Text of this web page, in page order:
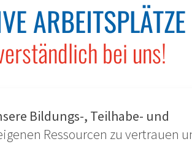
ARBEITSPLÄTZE
bei uns!
Bildungs-, Teilhabe- und
Ressourcen zu vertrauen